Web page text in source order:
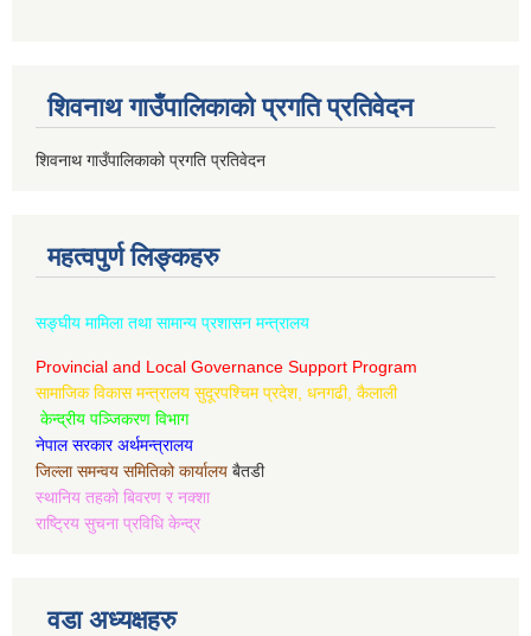
शिवनाथ गाउँपालिकाको प्रगति प्रतिवेदन
शिवनाथ गाउँपालिकाको प्रगति प्रतिवेदन
महत्वपुर्ण लिङ्कहरु
सङ्घीय मामिला तथा सामान्य प्रशासन मन्त्रालय
Provincial and Local Governance Support Program
सामाजिक विकास मन्त्रालय सुदूरपश्चिम प्रदेश, धनगढी, कैलाली
केन्द्रीय पञ्जिकरण विभाग
नेपाल सरकार अर्थमन्त्रालय
जिल्ला समन्वय समितिको कार्यालय बैतडी
स्थानिय तहको बिवरण र नक्शा
राष्ट्रिय सुचना प्रविधि केन्द्र
वडा अध्यक्षहरु